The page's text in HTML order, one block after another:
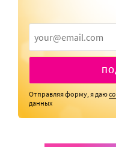
Отправляя форму, я даю
данных